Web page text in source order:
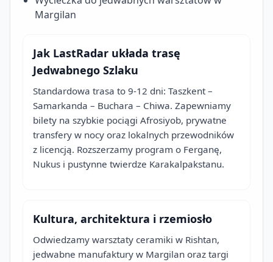
Margilan
Jak LastRadar układa trasę
Jedwabnego Szlaku
Standardowa trasa to 9-12 dni: Taszkent –
Samarkanda – Buchara – Chiwa. Zapewniamy
bilety na szybkie pociągi Afrosiyob, prywatne
transfery w nocy oraz lokalnych przewodników
z licencją. Rozszerzamy program o Ferganę,
Nukus i pustynne twierdze Karakalpakstanu.
Kultura, architektura i rzemiosło
Odwiedzamy warsztaty ceramiki w Rishtan,
jedwabne manufaktury w Margilan oraz targi